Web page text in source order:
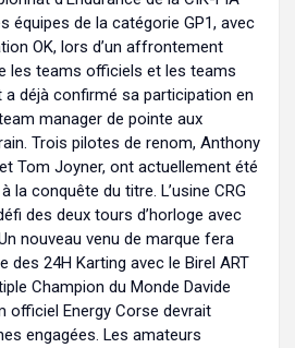
équipes de la catégorie GP1, avec
OK, lors d’un affrontement
les teams officiels et les teams
a déjà confirmé sa participation en
manager de pointe aux
Trois pilotes de renom, Anthony
Tom Joyner, ont actuellement été
la conquête du titre. L’usine CRG
des deux tours d’horloge avec
nouveau venu de marque fera
des 24H Karting avec le Birel ART
Champion du Monde Davide
officiel Energy Corse devrait
engagées. Les amateurs